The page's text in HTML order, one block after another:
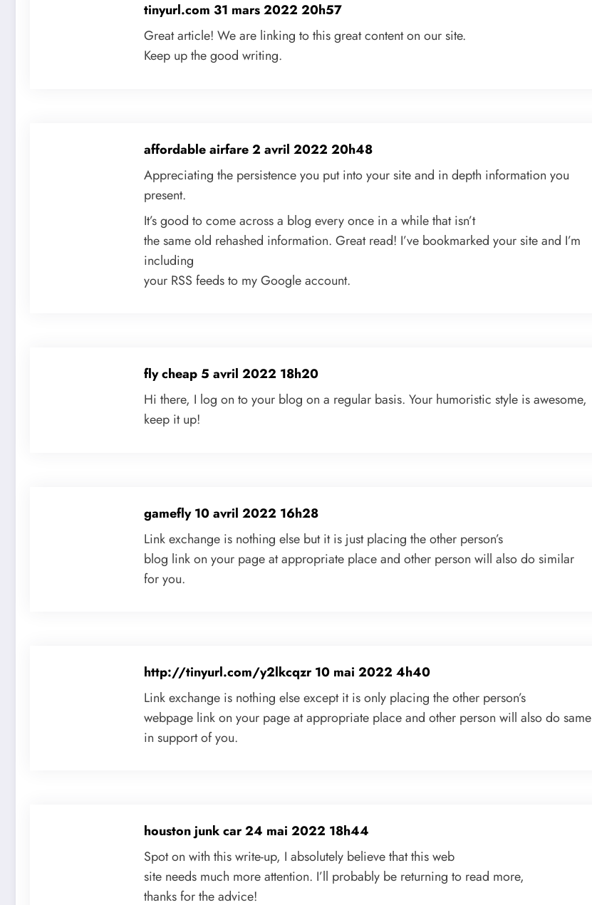
tinyurl.com 31 mars 2022 20h57
Great article! We are linking to this great content on our site.
Keep up the good writing.
affordable airfare2 avril 2022 20h48
Appreciating the persistence you put into your site and in depth information you
present.
It’s good to come across a blog every once in a while that isn’t
the same old rehashed information. Great read! I’ve bookmarked your site and I’m
including
your RSS feeds to my Google account.
fly cheap 5 avril 2022 18h20
Hi there, I log on to your blog on a regular basis. Your humoristic style is awesome,
keep it up!
gamefly10 avril 2022 16h28
Link exchange is nothing else but it is just placing the other person’s
blog link on your page at appropriate place and other person will also do similar
for you.
http://tinyurl.com/y2lkcqzr10 mai 2022 4h40
Link exchange is nothing else except it is only placing the other person’s
webpage link on your page at appropriate place and other person will also do same
in support of you.
houston junk car24 mai 2022 18h44
Spot on with this write-up, I absolutely believe that this web
site needs much more attention. I’ll probably be returning to read more,
thanks for the advice!